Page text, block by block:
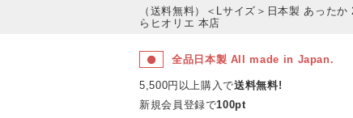
（送料無料）＜Lサイズ＞日本製 あった
らヒオリエ 本店
全品日本製 All made in Japan.
5,500円以上購入で送料無料!
新規会員登録で100pt